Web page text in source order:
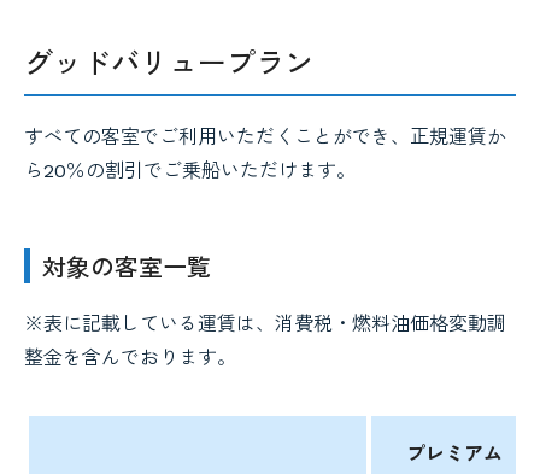
グッドバリュープラン
すべての客室でご利用いただくことができ、正規運賃か
ら20％の割引でご乗船いただけます。
対象の客室一覧
※表に記載している運賃は、消費税・燃料油価格変動調
整金を含んでおります。
プレミアム